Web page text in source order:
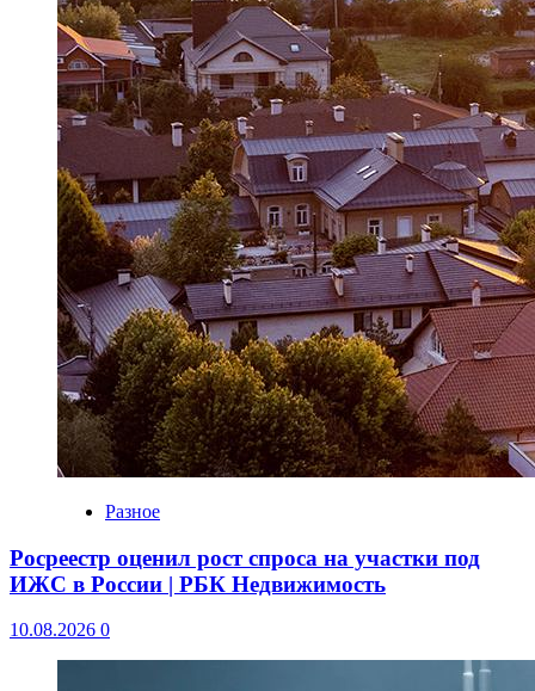
Разное
Росреестр оценил рост спроса на участки под
ИЖС в России | РБК Недвижимость
10.08.2026 0